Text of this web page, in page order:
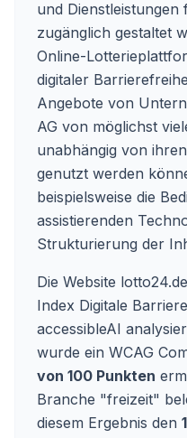
und
zugänglich gestaltet
Online-
digitaler
Angebote von
AG von möglichst
unabhängig von
genutzt werden
beispielsweise die
assistierenden
Strukturierung der
Die Website lotto24.de
Index Digitale
accessibleAI
wurde ein WCAG
von 100 Punkten
Branche "freizeit"
diesem Ergebnis den